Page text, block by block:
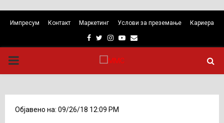
Импресум Контакт Маркетинг Услови за преземање Кариера
Facebook
TwitterInstagram
Youtube
Email
PRIMARY
Објавено на: 09/26/18 12:09 PM